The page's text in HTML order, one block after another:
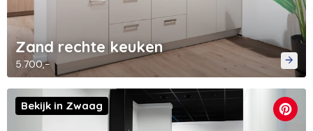
Zand rechte keuken
5.700,-
Bekijk in Zwaag